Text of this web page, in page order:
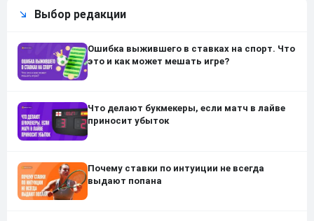
Выбор редакции
Ошибка выжившего в ставках на спорт. Что
это и как может мешать игре?
Что делают букмекеры, если матч в лайве
приносит убыток
Почему ставки по интуиции не всегда
выдают попана